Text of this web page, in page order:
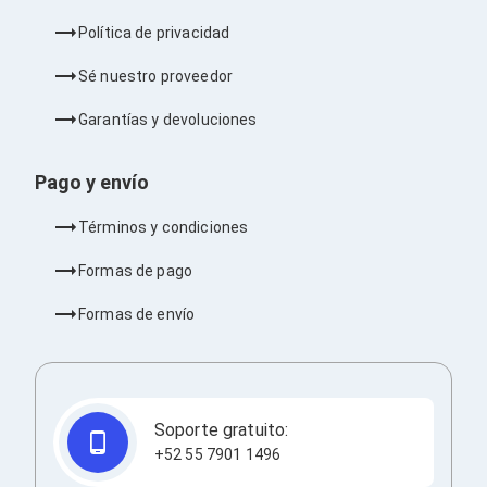
Unidades de Disco
Desktop y Portátiles
Cargadores
Candados para Laptops
Bases para Laptops
Tablets
Fundas y Skins
Tablets
Webcams y Audio
Webcams
Accesorios para PC's
Bases para PC's
Política de privacidad
Sé nuestro proveedor
Garantías y devoluciones
Pago y envío
Términos y condiciones
Formas de pago
Formas de envío
Soporte gratuito:
+52 55 7901 1496